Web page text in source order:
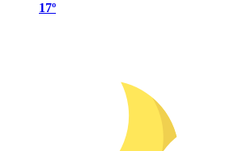
17º